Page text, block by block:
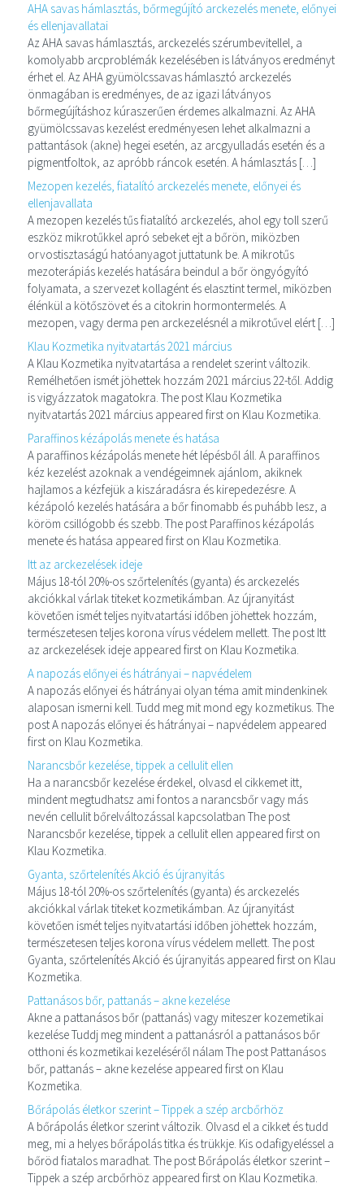
AHA savas hámlasztás, bőrmegújító arckezelés menete, előnyei
és ellenjavallatai
Az AHA savas hámlasztás, arckezelés szérumbevitellel, a
komolyabb arcproblémák kezelésében is látványos eredményt
érhet el. Az AHA gyümölcssavas hámlasztó arckezelés
önmagában is eredményes, de az igazi látványos
bőrmegújításhoz kúraszerűen érdemes alkalmazni. Az AHA
gyümölcssavas kezelést eredményesen lehet alkalmazni a
pattantások (akne) hegei esetén, az arcgyulladás esetén és a
pigmentfoltok, az apróbb ráncok esetén. A hámlasztás […]
Mezopen kezelés, fiatalító arckezelés menete, előnyei és
ellenjavallata
A mezopen kezelés tűs fiatalító arckezelés, ahol egy toll szerű
eszköz mikrotűkkel apró sebeket ejt a bőrön, miközben
orvostisztaságú hatóanyagot juttatunk be. A mikrotűs
mezoterápiás kezelés hatására beindul a bőr öngyógyító
folyamata, a szervezet kollagént és elasztint termel, miközben
élénkül a kötőszövet és a citokrin hormontermelés. A
mezopen, vagy derma pen arckezelésnél a mikrotűvel elért […]
Klau Kozmetika nyitvatartás 2021 március
A Klau Kozmetika nyitvatartása a rendelet szerint változik.
Remélhetően ismét jöhettek hozzám 2021 március 22-től. Addig
is vigyázzatok magatokra. The post Klau Kozmetika
nyitvatartás 2021 március appeared first on Klau Kozmetika.
Paraffinos kézápolás menete és hatása
A paraffinos kézápolás menete hét lépésből áll. A paraffinos
kéz kezelést azoknak a vendégeimnek ajánlom, akiknek
hajlamos a kézfejük a kiszáradásra és kirepedezésre. A
kézápoló kezelés hatására a bőr finomabb és puhább lesz, a
köröm csillógobb és szebb. The post Paraffinos kézápolás
menete és hatása appeared first on Klau Kozmetika.
Itt az arckezelések ideje
Május 18-tól 20%-os szőrtelenítés (gyanta) és arckezelés
akciókkal várlak titeket kozmetikámban. Az újranyitást
követően ismét teljes nyitvatartási időben jöhettek hozzám,
természetesen teljes korona vírus védelem mellett. The post Itt
az arckezelések ideje appeared first on Klau Kozmetika.
A napozás előnyei és hátrányai – napvédelem
A napozás előnyei és hátrányai olyan téma amit mindenkinek
alaposan ismerni kell. Tudd meg mit mond egy kozmetikus. The
post A napozás előnyei és hátrányai – napvédelem appeared
first on Klau Kozmetika.
Narancsbőr kezelése, tippek a cellulit ellen
Ha a narancsbőr kezelése érdekel, olvasd el cikkemet itt,
mindent megtudhatsz ami fontos a narancsbőr vagy más
nevén cellulit bőrelváltozással kapcsolatban The post
Narancsbőr kezelése, tippek a cellulit ellen appeared first on
Klau Kozmetika.
Gyanta, szőrtelenítés Akció és újranyitás
Május 18-tól 20%-os szőrtelenítés (gyanta) és arckezelés
akciókkal várlak titeket kozmetikámban. Az újranyitást
követően ismét teljes nyitvatartási időben jöhettek hozzám,
természetesen teljes korona vírus védelem mellett. The post
Gyanta, szőrtelenítés Akció és újranyitás appeared first on Klau
Kozmetika.
Pattanásos bőr, pattanás – akne kezelése
Akne a pattanásos bőr (pattanás) vagy miteszer kozemetikai
kezelése Tuddj meg mindent a pattanásról a pattanásos bőr
otthoni és kozmetikai kezeléséről nálam The post Pattanásos
bőr, pattanás – akne kezelése appeared first on Klau
Kozmetika.
Bőrápolás életkor szerint – Tippek a szép arcbőrhöz
A bőrápolás életkor szerint változik. Olvasd el a cikket és tudd
meg, mi a helyes bőrápolás titka és trükkje. Kis odafigyeléssel a
bőröd fiatalos maradhat. The post Bőrápolás életkor szerint –
Tippek a szép arcbőrhöz appeared first on Klau Kozmetika.